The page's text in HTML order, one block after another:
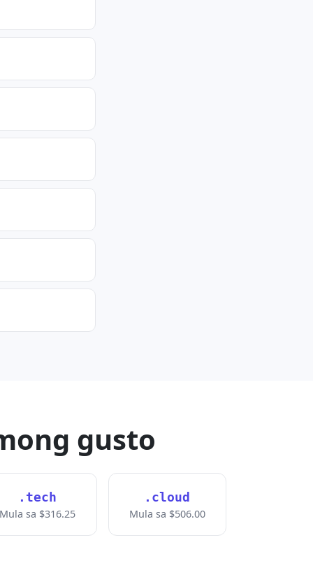
gusto
.tech
Mula sa $316.25
.cloud
Mula sa $506.00